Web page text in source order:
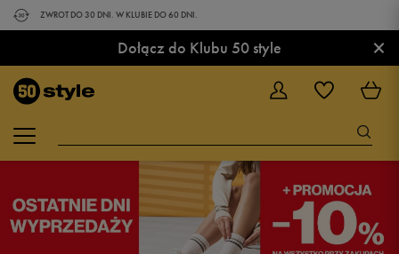
ZWROT DO 30 DNI. W KLUBIE DO 60 DNI.
Dołącz do Klubu 50 style ×